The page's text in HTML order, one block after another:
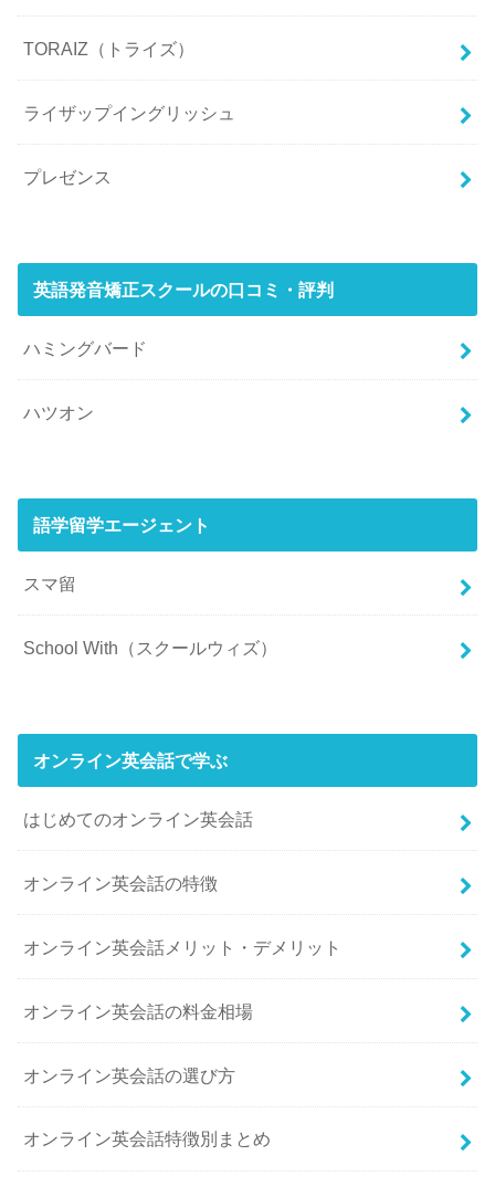
TORAIZ（トライズ）
ライザップイングリッシュ
プレゼンス
英語発音矯正スクールの口コミ・評判
ハミングバード
ハツオン
語学留学エージェント
スマ留
School With（スクールウィズ）
オンライン英会話で学ぶ
はじめてのオンライン英会話
オンライン英会話の特徴
オンライン英会話メリット・デメリット
オンライン英会話の料金相場
オンライン英会話の選び方
オンライン英会話特徴別まとめ